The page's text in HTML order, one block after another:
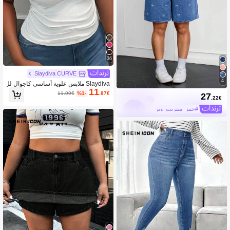
4
27 .22€
#جينز_ستريت_وير
36
Slaydiva CURVE
Slaydiva ملابس علوية أساسي كاجوال لل
مرأة plus size بياقة حرف U عميقة ملم
س ريب ضيق، أبيض، بلا أكمام مع قصة ط
11.87€
%1-
11.99€